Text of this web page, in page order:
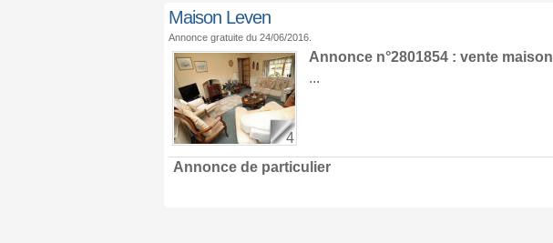
Maison Leven
Annonce gratuite du 24/06/2016.
4
Annonce n°2801854 : vente maison
...
Annonce de particulier